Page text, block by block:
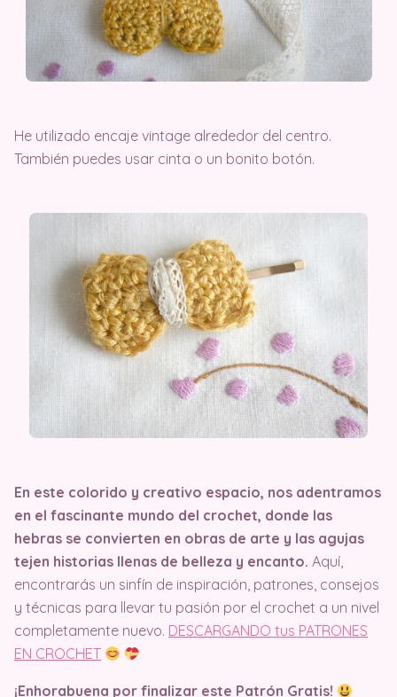
He utilizado encaje vintage alrededor del centro.
También puedes usar cinta o un bonito botón.
En este colorido y creativo espacio, nos adentramos
en el fascinante mundo del crochet, donde las
hebras se convierten en obras de arte y las agujas
tejen historias llenas de belleza y encanto. Aquí,
encontrarás un sinfín de inspiración, patrones, consejos
y técnicas para llevar tu pasión por el crochet a un nivel
completamente nuevo. DESCARGANDO tus PATRONES
EN CROCHET
¡Enhorabuena por finalizar este Patrón Gratis!